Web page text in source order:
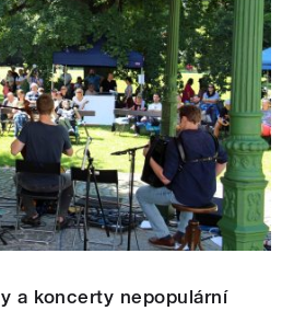
a koncerty nepopulární